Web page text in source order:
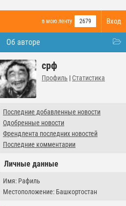
Вход
в мою ленту 2679
Об авторе
срф
Профиль | Статистика
Последние добавленные новости
Одобренные новости
Френдлента последних новостей
Последние комментарии
Личные данные
Имя: Рафиль
Местоположение: Башкортостан